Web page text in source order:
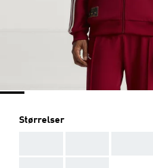
Størrelser